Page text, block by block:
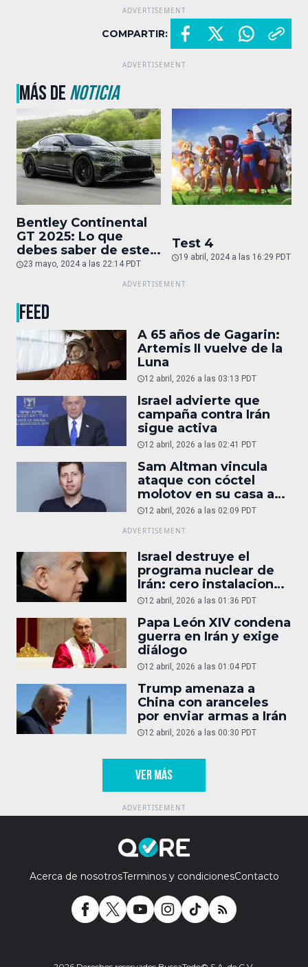
COMPARTIR:
MÁS DENOTICIA
Bentley Continental
GT 2025: Lo que
debes saber de este
auto de superlujo
23 mayo, 2024 a las 22:14 PDT
Test 4
19 abril, 2024 a las 16:29 PDT
FEED
A 65 años de Gagarin:
Artemis II vuelve de la
Luna
12 abril, 2026 a las 03:13 PDT
Israel advierte que
campaña contra Irán
sigue activa
12 abril, 2026 a las 02:41 PDT
Sam Altman vincula
ataque con cóctel
molotov en su casa a
reportaje
12 abril, 2026 a las 02:09 PDT
Israel destruye el
programa nuclear de
Irán: cero instalaciones
operativas
12 abril, 2026 a las 01:36 PDT
Papa León XIV condena
guerra en Irán y exige
diálogo
12 abril, 2026 a las 01:04 PDT
Trump amenaza a
China con aranceles
por enviar armas a Irán
12 abril, 2026 a las 00:30 PDT
VER MÁS
Acerca de nosotrosTerminos y condicionesContacto